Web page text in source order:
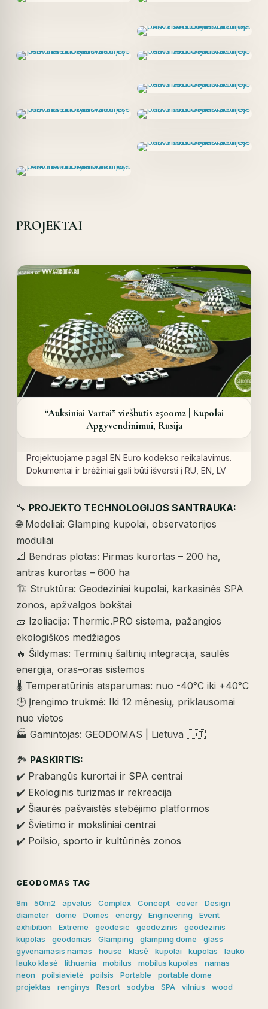
PROJEKTAI
“Auksiniai Vartai” viešbutis 2500m2 | Kupolai
Apgyvendinimui, Rusija
Projektuojame pagal EN Euro kodekso reikalavimus.
Dokumentai ir brėžiniai gali būti išversti į RU, EN, LV
🔧 PROJEKTO TECHNOLOGIJOS SANTRAUKA:
🌐 Modeliai: Glamping kupolai, observatorijos
moduliai
📐 Bendras plotas: Pirmas kurortas – 200 ha,
antras kurortas – 600 ha
🏗️ Struktūra: Geodeziniai kupolai, karkasinės SPA
zonos, apžvalgos bokštai
🧱 Izoliacija: Thermic.PRO sistema, pažangios
ekologiškos medžiagos
🔥 Šildymas: Terminių šaltinių integracija, saulės
energija, oras–oras sistemos
🌡️ Temperatūrinis atsparumas: nuo -40°C iki +40°C
🕒 Įrengimo trukmė: Iki 12 mėnesių, priklausomai
nuo vietos
🏭 Gamintojas: GEODOMAS | Lietuva 🇱🇹
🏞️ PASKIRTIS:
✔️ Prabangūs kurortai ir SPA centrai
✔️ Ekologinis turizmas ir rekreacija
✔️ Šiaurės pašvaistės stebėjimo platformos
✔️ Švietimo ir moksliniai centrai
✔️ Poilsio, sporto ir kultūrinės zonos
GEODOMAS TAG
8m 50m2 apvalus Complex Concept cover
Design
diameter
dome Domes energy Engineering
Event
exhibition
Extreme geodesic geodezinis
geodezinis
kupolas
geodomas Glamping glamping dome
glass
gyvenamasis namas
house klasė kupolai kupolas
lauko
lauko klasė
lithuania mobilus mobilus kupolas
namas
neon
poilsiavietė poilsis Portable
portable dome
projektas
renginys Resort sodyba SPA vilnius wood